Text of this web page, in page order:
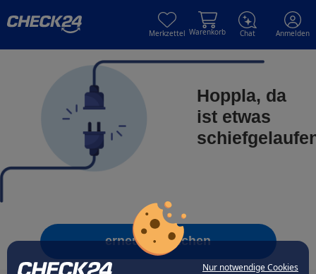
Nur notwendige Cookies
Merkzettel Warenkorb Chat Anmelden
Hoppla, da
ist etwas
erneut versuchen